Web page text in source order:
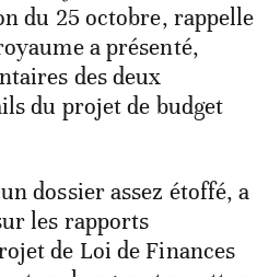
du 25 octobre, rappelle
a présenté,
des deux
du projet de budget
dossier assez étoffé, a
les rapports
de Loi de Finances